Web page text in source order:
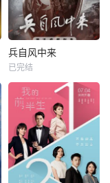
兵自风中来
已完结